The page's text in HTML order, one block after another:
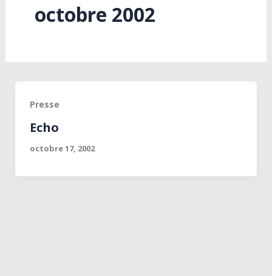
octobre 2002
Presse
Echo
octobre 17, 2002